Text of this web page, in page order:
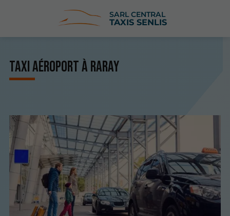
SARL CENTRAL
TAXIS SENLIS
Taxi aéroport à Raray